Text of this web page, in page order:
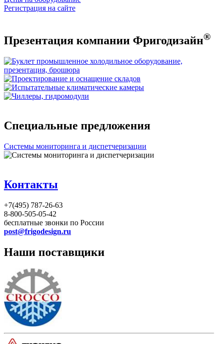
Регистрация на сайте
Презентация компании Фригодизайн®
Специальные предложения
Системы мониторинга и диспетчеризации
Контакты
+7(495) 787-26-63
8-800-505-05-42
бесплатные звонки по России
post@frigodesign.ru
Наши поставщики